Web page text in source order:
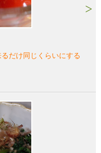
だけ同じくらいにする